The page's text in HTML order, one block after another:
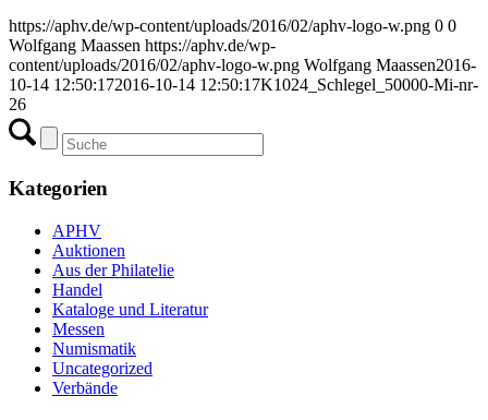
https://aphv.de/wp-content/uploads/2016/02/aphv-logo-w.png 0 0
Wolfgang Maassen https://aphv.de/wp-
content/uploads/2016/02/aphv-logo-w.png Wolfgang Maassen2016-
10-14 12:50:172016-10-14 12:50:17K1024_Schlegel_50000-Mi-nr-
26
Kategorien
APHV
Auktionen
Aus der Philatelie
Handel
Kataloge und Literatur
Messen
Numismatik
Uncategorized
Verbände